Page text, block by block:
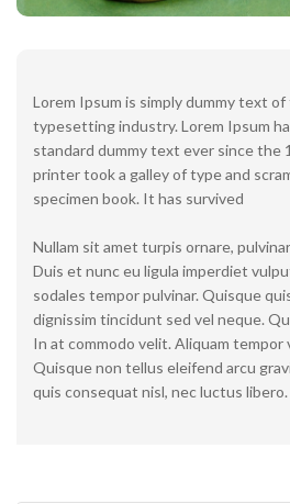
Lorem Ipsum is simply dummy text
typesetting industry. Lorem Ipsum
standard dummy text ever since the
printer took a galley of type and
specimen book. It has survived
Nullam sit amet turpis ornare,
Duis et nunc eu ligula imperdiet
sodales tempor pulvinar. Quisque
dignissim tincidunt sed vel neque.
In at commodo velit. Aliquam
Quisque non tellus eleifend arcu
quis consequat nisl, nec luctus libero.